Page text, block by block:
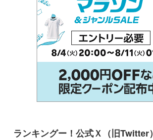
ランキングー！公式Ｘ（旧Twitter）